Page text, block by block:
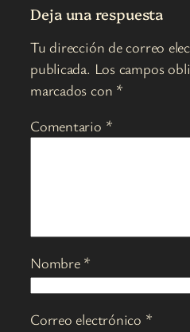
Deja una respuesta
Tu dirección de correo
publicada. Los campos
marcados con *
Comentario *
Nombre *
Correo electrónico *